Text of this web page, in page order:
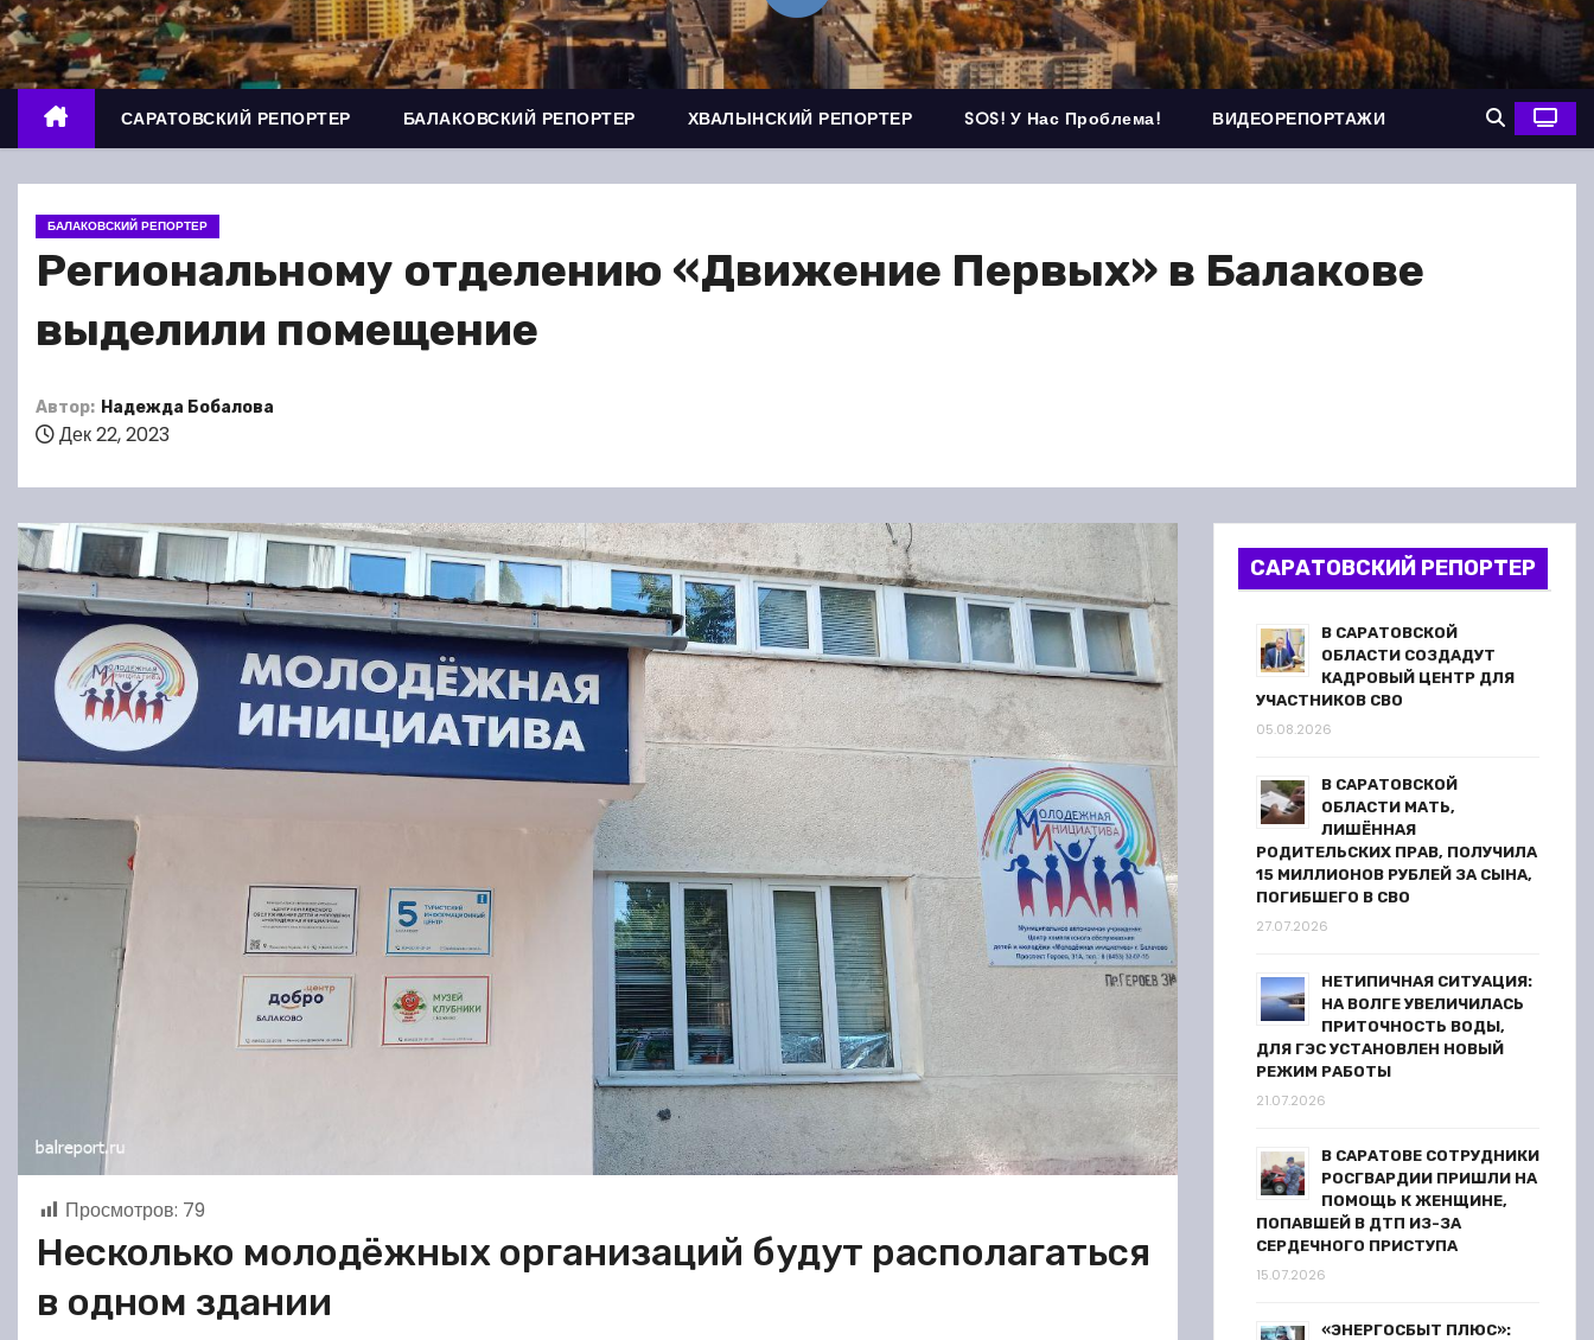
о
м
у
САРАТОВСКИЙ РЕПОРТЕР БАЛАКОВСКИЙ РЕПОРТЕР ХВАЛЫНСКИЙ РЕПОРТЕР SOS! У Нас Проблема! ВИДЕОРЕПОРТАЖИ
БАЛАКОВСКИЙ РЕПОРТЕР
Региональному отделению «Движение Первых» в Балакове
выделили помещение
Автор: Надежда Бобалова
Дек 22, 2023
Просмотров: 79
Несколько молодёжных организаций будут располагаться
в одном здании
САРАТОВСКИЙ РЕПОРТЕР
В САРАТОВСКОЙ
ОБЛАСТИ СОЗДАДУТ
КАДРОВЫЙ ЦЕНТР ДЛЯ
УЧАСТНИКОВ СВО
05.08.2026
В САРАТОВСКОЙ
ОБЛАСТИ МАТЬ,
ЛИШЁННАЯ
РОДИТЕЛЬСКИХ ПРАВ, ПОЛУЧИЛА
15 МИЛЛИОНОВ РУБЛЕЙ ЗА СЫНА,
ПОГИБШЕГО В СВО
27.07.2026
НЕТИПИЧНАЯ СИТУАЦИЯ:
НА ВОЛГЕ УВЕЛИЧИЛАСЬ
ПРИТОЧНОСТЬ ВОДЫ,
ДЛЯ ГЭС УСТАНОВЛЕН НОВЫЙ
РЕЖИМ РАБОТЫ
21.07.2026
В САРАТОВЕ СОТРУДНИКИ
РОСГВАРДИИ ПРИШЛИ НА
ПОМОЩЬ К ЖЕНЩИНЕ,
ПОПАВШЕЙ В ДТП ИЗ-ЗА
СЕРДЕЧНОГО ПРИСТУПА
15.07.2026
«ЭНЕРГОСБЫТ ПЛЮС»: